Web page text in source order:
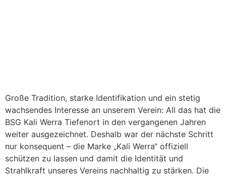
Große Tradition, starke Identifikation und ein stetig
wachsendes Interesse an unserem Verein: All das hat die
BSG Kali Werra Tiefenort in den vergangenen Jahren
weiter ausgezeichnet. Deshalb war der nächste Schritt
nur konsequent – die Marke „Kali Werra“ offiziell
schützen zu lassen und damit die Identität und
Strahlkraft unseres Vereins nachhaltig zu stärken. Die